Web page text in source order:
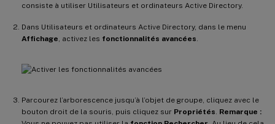
consiste à utiliser Utilisateurs et ordinateurs Active Directory.
Dans Utilisateurs et ordinateurs Active Directory, dans le menu
Affichage , activez les fonctionnalités avancées
Parcourez l’arborescence jusqu’à l’objet de groupe, cliquez avec le
bouton droit de la souris, puis cliquez sur Propriétés Remarque :